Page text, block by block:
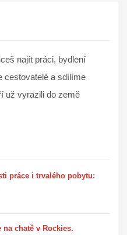
najít práci, bydlení
cestovatelé a sdílíme
už vyrazili do země
práce i trvalého pobytu:
chatě v Rockies.